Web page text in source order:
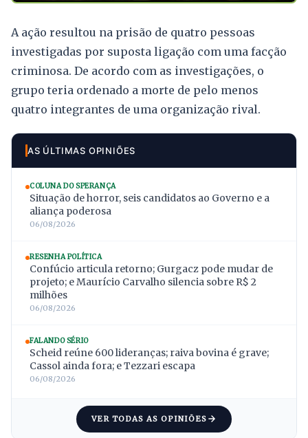
A ação resultou na prisão de quatro pessoas
investigadas por suposta ligação com uma facção
criminosa. De acordo com as investigações, o
grupo teria ordenado a morte de pelo menos
quatro integrantes de uma organização rival.
AS ÚLTIMAS OPINIÕES
COLUNA DO SPERANÇA
Situação de horror, seis candidatos ao Governo e a
aliança poderosa
06/08/2026
RESENHA POLÍTICA
Confúcio articula retorno; Gurgacz pode mudar de
projeto; e Maurício Carvalho silencia sobre R$ 2
milhões
06/08/2026
FALANDO SÉRIO
Scheid reúne 600 lideranças; raiva bovina é grave;
Cassol ainda fora; e Tezzari escapa
06/08/2026
VER TODAS AS OPINIÕES